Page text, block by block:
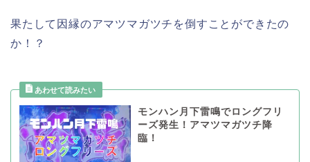
果たして因縁のアマツマガツチを倒すことができたの
か！？
モンハン月下雷鳴でロングフリ
ーズ発生！アマツマガツチ降
臨！